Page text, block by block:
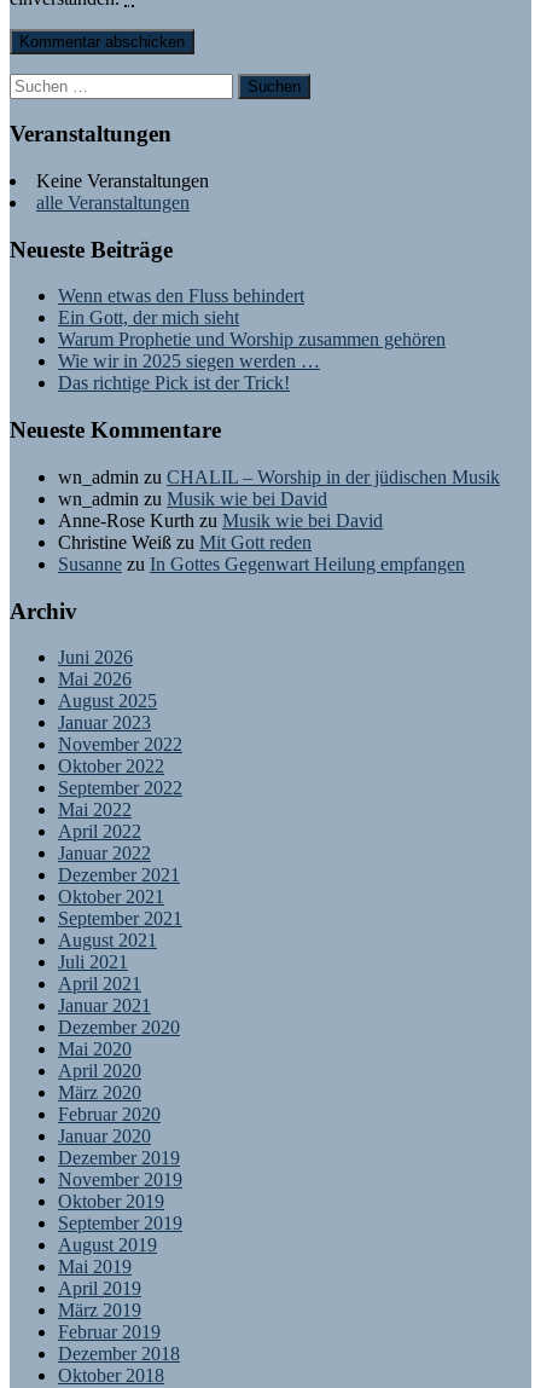
Suchen
nach:
Veranstaltungen
Keine Veranstaltungen
alle Veranstaltungen
Neueste Beiträge
Wenn etwas den Fluss behindert
Ein Gott, der mich sieht
Warum Prophetie und Worship zusammen gehören
Wie wir in 2025 siegen werden …
Das richtige Pick ist der Trick!
Neueste Kommentare
wn_admin zu CHALIL – Worship in der jüdischen Musik
wn_admin zu Musik wie bei David
Anne-Rose Kurth zu Musik wie bei David
Christine Weiß zu Mit Gott reden
Susanne zu In Gottes Gegenwart Heilung empfangen
Archiv
Juni 2026
Mai 2026
August 2025
Januar 2023
November 2022
Oktober 2022
September 2022
Mai 2022
April 2022
Januar 2022
Dezember 2021
Oktober 2021
September 2021
August 2021
Juli 2021
April 2021
Januar 2021
Dezember 2020
Mai 2020
April 2020
März 2020
Februar 2020
Januar 2020
Dezember 2019
November 2019
Oktober 2019
September 2019
August 2019
Mai 2019
April 2019
März 2019
Februar 2019
Dezember 2018
Oktober 2018